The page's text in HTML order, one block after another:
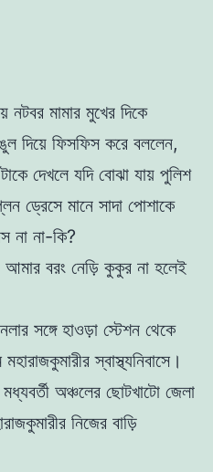
মামার মুখের দিকে
দিয়ে ফিসফিস করে বললেন,
দেখলে যদি বোঝা যায় পুলিশ
ড্রেসে মানে সাদা পোশাকে
না না-কি?
বরং নেড়ি কুকুর না হলেই
সঙ্গে হাওড়া স্টেশন থেকে
স্বাস্থ্যনিবাসে।
অঞ্চলের ছোটখাটো জেলা
নিজের বাড়ি